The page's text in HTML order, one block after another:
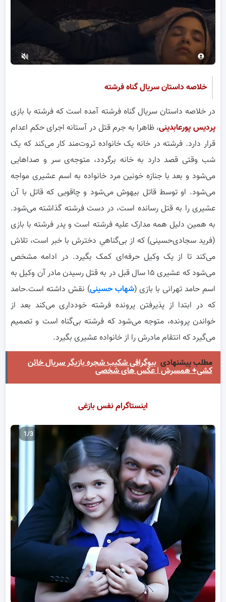
خلاصه داستان سریال گناه فرشته
در خلاصه داستان سریال گناه فرشته آمده است که فرشته با بازی
پردیس پورعابدینی، ظاهرا به جرم قتل در آستانه اجرای حکم اعدام
قرار دارد. فرشته در خانه یک خانواده ثروت‌مند کار می‌کند که یک
شب وقتی قصد دارد به خانه برگردد، متوجه‌ی سر و صداهایی
می‌شود و بعد با جنازه‌ خونین مرد خانواده به اسم عشیری مواجه
می‌شود. او توسط قاتل بیهوش می‌شود و چاقویی که قاتل با آن
عشیری را به قتل رسانده است، در دست فرشته گذاشته می‌شود.
به همین دلیل همه مدارک علیه فرشته است و پدر فرشته با بازی
(فرید سجادی‌حسینی) که از بی‌گناهیِ دخترش با خبر است، تلاش
می‌کند تا از یک وکیل حرفه‌ای کمک بگیرد. در ادامه مشخص
می‌شود که عشیری ۱۵ سال قبل در به قتل رسیدن مادر آن وکیل به
اسم حامد تهرانی با بازی (شهاب حسینی) نقش داشته است.حامد
که در ابتدا از پذیرفتن پرونده فرشته خودداری می‌کند بعد از
خواندن پرونده، متوجه می‌شود که فرشته بی‌گناه است و تصمیم
می‌گیرد که انتقام مادرش را از خانواده عشیری بگیرد.
مطلب پیشنهادی بیوگرافی شکیب شجره بازیگر سریال خائن
کشی+ همسرش | عکس های شخصی
اینستاگرام نفس بازغی